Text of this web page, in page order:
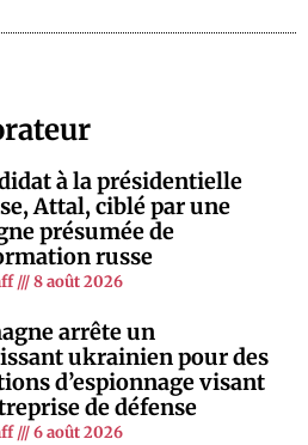
à la présidentielle
Attal, ciblé par une
présumée de
russe
8 août 2026
arrête un
ukrainien pour des
d’espionnage visant
de défense
6 août 2026